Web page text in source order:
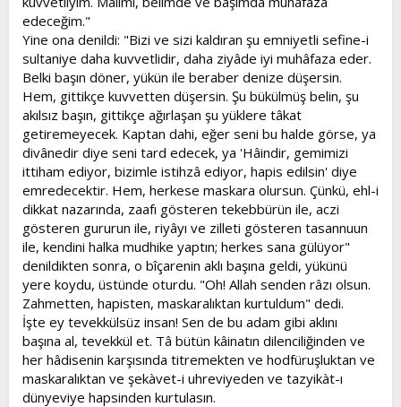
edeceğim."
Yine ona denildi: "Bizi ve sizi kaldıran şu emniyetli sefine-i
sultaniye daha kuvvetlidir, daha ziyâde iyi muhâfaza eder.
Belki başın döner, yükün ile beraber denize düşersin.
Hem, gittikçe kuvvetten düşersin. Şu bükülmüş belin, şu
akılsız başın, gittikçe ağırlaşan şu yüklere tâkat
getiremeyecek. Kaptan dahi, eğer seni bu halde görse, ya
divânedir diye seni tard edecek, ya 'Hâindir, gemimizi
ittiham ediyor, bizimle istihzâ ediyor, hapis edilsin' diye
emredecektir. Hem, herkese maskara olursun. Çünkü, ehl-i
dikkat nazarında, zaafı gösteren tekebbürün ile, aczi
gösteren gururun ile, riyâyı ve zilleti gösteren tasannuun
ile, kendini halka mudhike yaptın; herkes sana gülüyor"
denildikten sonra, o bîçarenin aklı başına geldi, yükünü
yere koydu, üstünde oturdu. "Oh! Allah senden râzı olsun.
Zahmetten, hapisten, maskaralıktan kurtuldum" dedi.
İşte ey tevekkülsüz insan! Sen de bu adam gibi aklını
başına al, tevekkül et. Tâ bütün kâinatın dilenciliğinden ve
her hâdisenin karşısında titremekten ve hodfüruşluktan ve
maskaralıktan ve şekàvet-i uhreviyeden ve tazyikàt-ı
dünyeviye hapsinden kurtulasın.